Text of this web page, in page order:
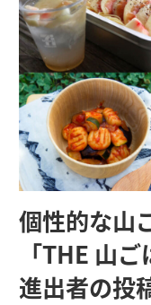
個性的な山
「THE 山
進出者の投